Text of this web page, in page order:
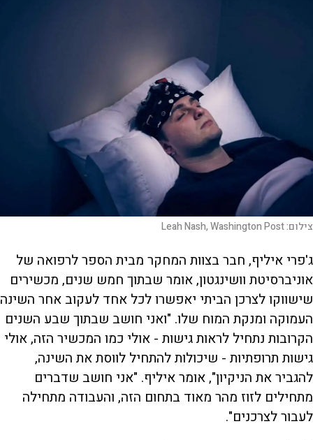
צילום:Leah Nash, Washington Post
ג'פרי איליף, חבר בצוות המחקר מבית הספר לרפואה של
אוניברסיטת וושינגטון, אומר שבתוך חמש שנים, מכשירים
שישווקו לצרכן הביתי יאפשרו לכל אחד לעקוב אחר השינה
העמוקה ומנקת המוח שלו. "ואני חושב שבתוך שבע השנים
הקרובות נתחיל לראות גישות - אולי כמו המכשיר הזה, אולי
גישות תרופתיות - שיכולות להתחיל לווסת את השינה,
להגביר את הניקיון", אומר איליף. "אני חושב שדברים
מתחילים לזוז מהר מאוד בתחום הזה, והעבודה מתחילה
לעבור לצרכנים".